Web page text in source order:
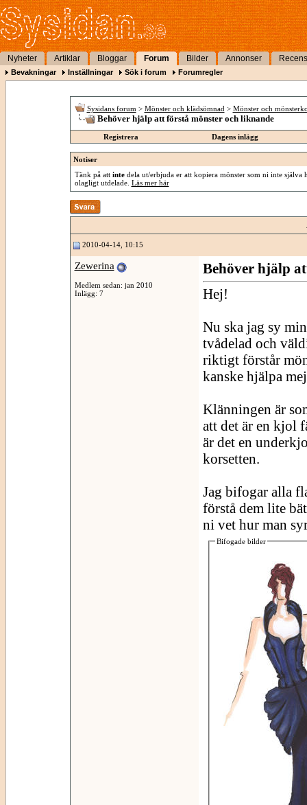
Nyheter Artiklar Bloggar Forum Bilder Annonser
Bevakningar Inställningar Sök i forum Forumregler
Sysidans forum > Mönster och klädsömnad > Mönster och
Behöver hjälp att förstå mönster och liknande
Registrera Dagens inlägg
Notiser
Tänk på att intedela ut/erbjuda er att kopiera mönster som ni inte själva
olagligt utdelade. Läs mer här
2010-04-14, 10:15
Zewerina
Medlem sedan: jan 2010
Inlägg: 7
Behöver hjälp
Hej!
Nu ska jag sy
tvådelad och
riktigt förstår
kanske hjälpa
Klänningen är
att det är en kjol
är det en
korsetten.
Jag bifogar alla
förstå dem lite
ni vet hur man
Bifogade bilder